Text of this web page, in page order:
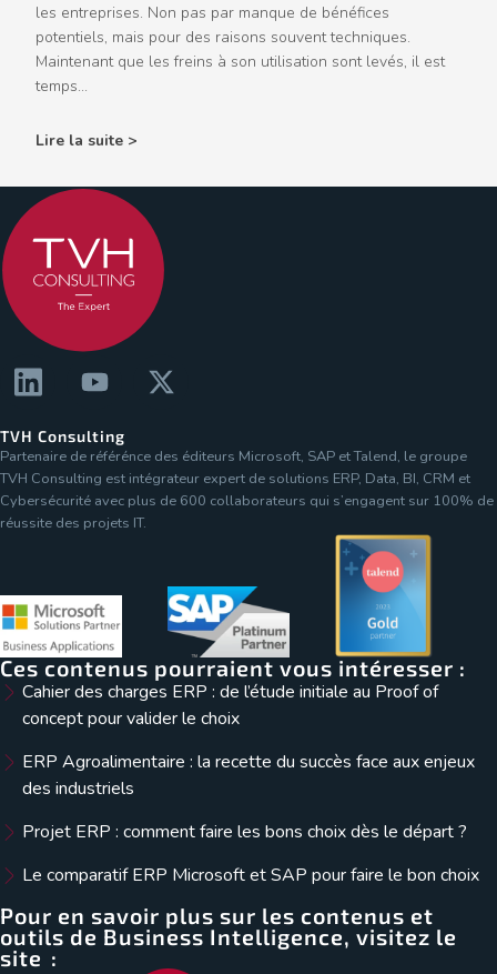
les entreprises. Non pas par manque de bénéfices
potentiels, mais pour des raisons souvent techniques.
Maintenant que les freins à son utilisation sont levés, il est
temps...
Lire la suite >
TVH Consulting
Partenaire de référénce des éditeurs Microsoft, SAP et Talend, le groupe
TVH Consulting est intégrateur expert de solutions ERP, Data, BI, CRM et
Cybersécurité avec plus de 600 collaborateurs qui s’engagent sur 100% de
réussite des projets IT.
Ces contenus pourraient vous intéresser :
Cahier des charges ERP : de l’étude initiale au Proof of
concept pour valider le choix
ERP Agroalimentaire : la recette du succès face aux enjeux
des industriels
Projet ERP : comment faire les bons choix dès le départ ?
Le comparatif ERP Microsoft et SAP pour faire le bon choix
Pour en savoir plus sur les contenus et
outils de Business Intelligence, visitez le
site :